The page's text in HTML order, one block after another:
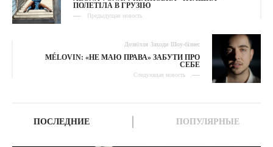
ПОЛЕТІЛА В ГРУЗІЮ
Предыдущая новость
Дозвілля Заходи Шоу-бізнес
MÉLOVIN: «НЕ МАЮ ПРАВА» ЗАБУТИ ПРО
СЕБЕ
Следующая новость
ПОСЛЕДНИЕ ПОПУЛЯРНЫЕ